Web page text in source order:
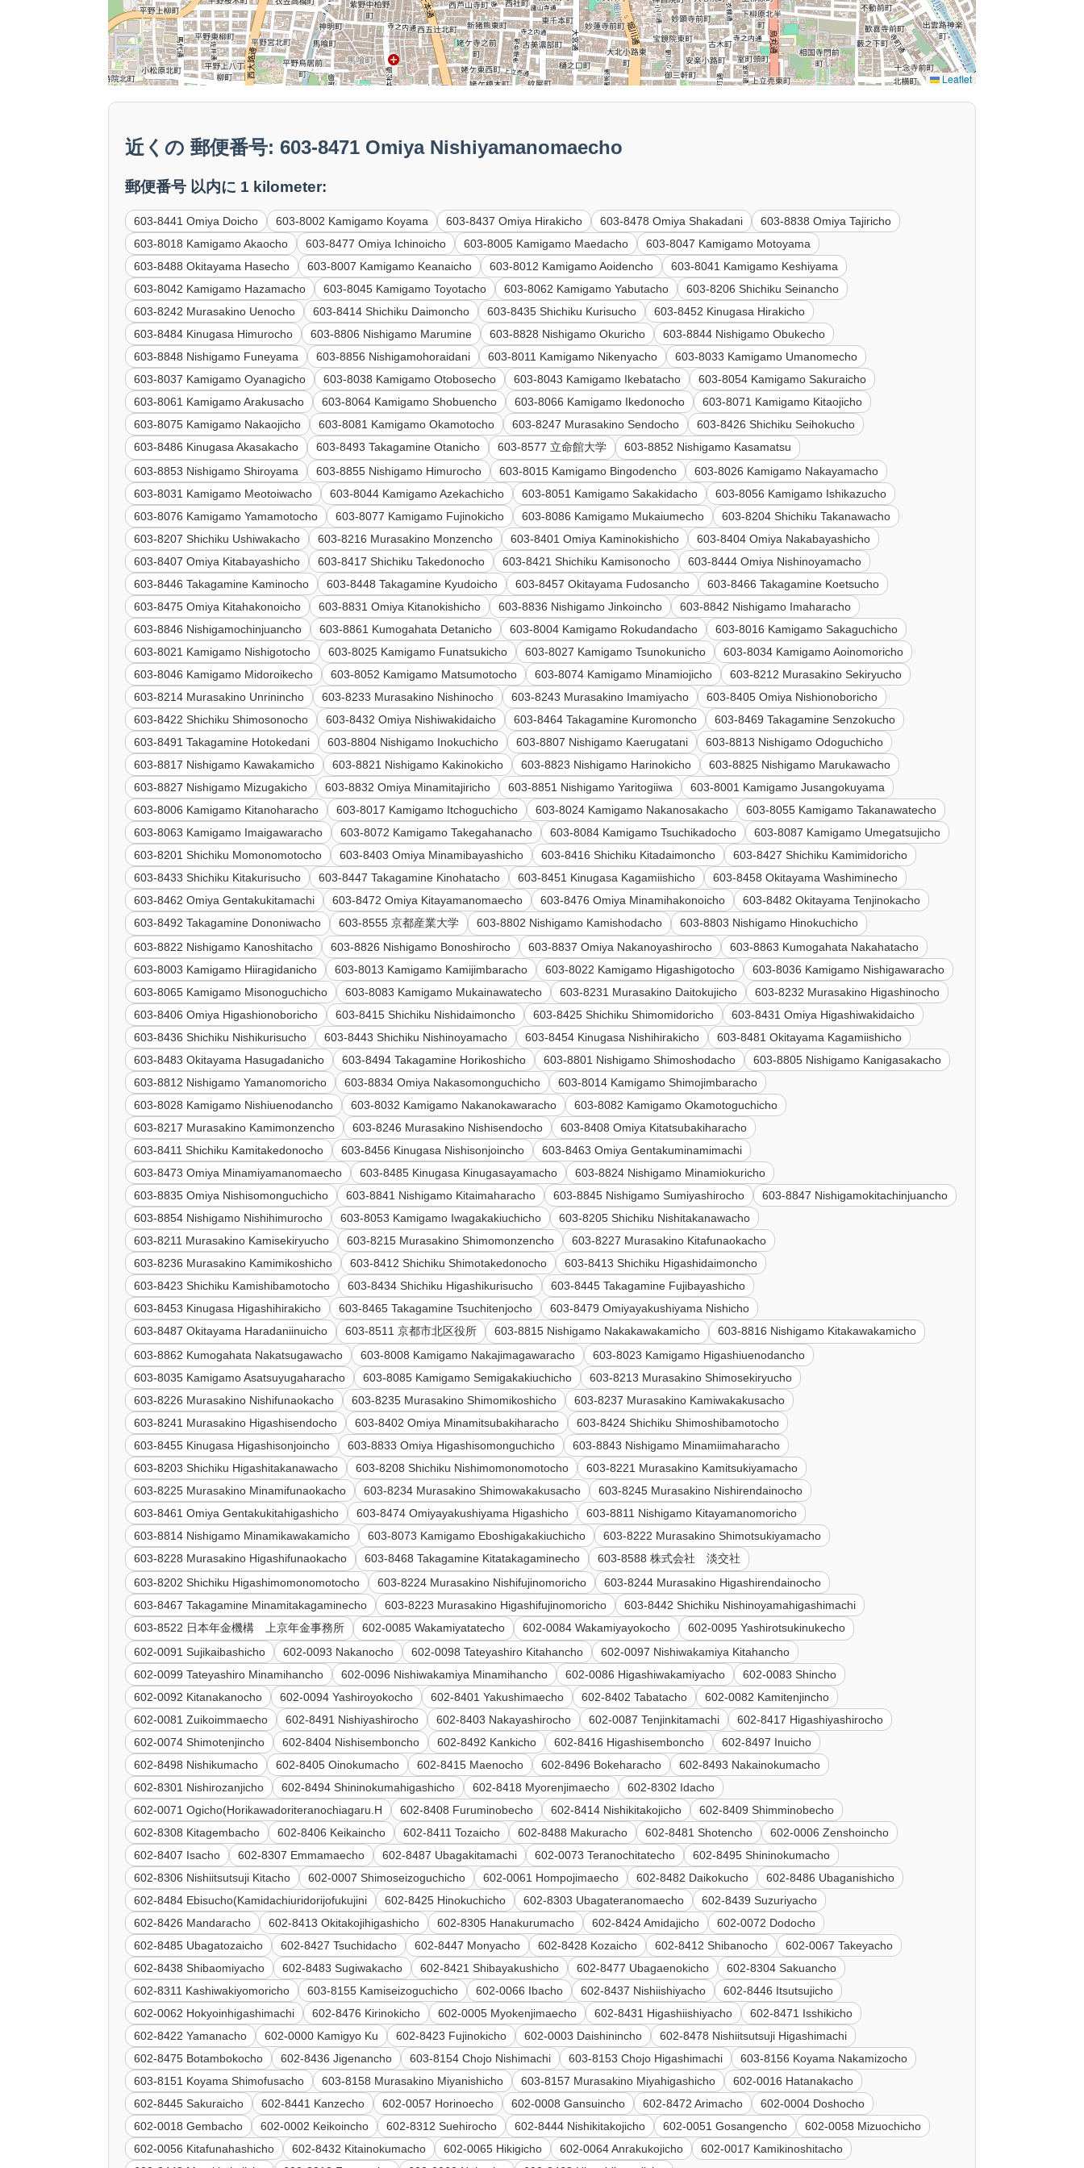
Leaflet
近くの 郵便番号: 603-8471 Omiya Nishiyamanomaecho
郵便番号 以内に 1 kilometer:
603-8441 Omiya Doicho 603-8002 Kamigamo Koyama 603-8437 Omiya Hirakicho 603-8478 Omiya Shakadani
603-8838 Omiya Tajiricho
603-8018 Kamigamo Akaocho
603-8477 Omiya Ichinoicho 603-8005 Kamigamo Maedacho
603-8047 Kamigamo Motoyama
603-8488 Okitayama Hasecho
603-8007 Kamigamo Keanaicho 603-8012 Kamigamo Aoidencho
603-8041 Kamigamo Keshiyama
603-8042 Kamigamo Hazamacho
603-8045 Kamigamo Toyotacho 603-8062 Kamigamo Yabutacho
603-8206 Shichiku Seinancho
603-8242 Murasakino Uenocho
603-8414 Shichiku Daimoncho 603-8435 Shichiku Kurisucho
603-8452 Kinugasa Hirakicho
603-8484 Kinugasa Himurocho
603-8806 Nishigamo Marumine 603-8828 Nishigamo Okuricho
603-8844 Nishigamo Obukecho
603-8848 Nishigamo Funeyama
603-8856 Nishigamohoraidani 603-8011 Kamigamo Nikenyacho
603-8033 Kamigamo Umanomecho
603-8037 Kamigamo Oyanagicho
603-8038 Kamigamo Otobosecho 603-8043 Kamigamo Ikebatacho
603-8054 Kamigamo Sakuraicho
603-8061 Kamigamo Arakusacho
603-8064 Kamigamo Shobuencho 603-8066 Kamigamo Ikedonocho
603-8071 Kamigamo Kitaojicho
603-8075 Kamigamo Nakaojicho
603-8081 Kamigamo Okamotocho 603-8247 Murasakino Sendocho
603-8426 Shichiku Seihokucho
603-8486 Kinugasa Akasakacho
603-8493 Takagamine Otanicho 603-8577 立命館大学
603-8852 Nishigamo Kasamatsu
603-8853 Nishigamo Shiroyama
603-8855 Nishigamo Himurocho 603-8015 Kamigamo Bingodencho
603-8026 Kamigamo Nakayamacho
603-8031 Kamigamo Meotoiwacho
603-8044 Kamigamo Azekachicho 603-8051 Kamigamo Sakakidacho
603-8056 Kamigamo Ishikazucho
603-8076 Kamigamo Yamamotocho
603-8077 Kamigamo Fujinokicho 603-8086 Kamigamo Mukaiumecho
603-8204 Shichiku Takanawacho
603-8207 Shichiku Ushiwakacho
603-8216 Murasakino Monzencho 603-8401 Omiya Kaminokishicho
603-8404 Omiya Nakabayashicho
603-8407 Omiya Kitabayashicho
603-8417 Shichiku Takedonocho 603-8421 Shichiku Kamisonocho
603-8444 Omiya Nishinoyamacho
603-8446 Takagamine Kaminocho
603-8448 Takagamine Kyudoicho 603-8457 Okitayama Fudosancho
603-8466 Takagamine Koetsucho
603-8475 Omiya Kitahakonoicho
603-8831 Omiya Kitanokishicho 603-8836 Nishigamo Jinkoincho
603-8842 Nishigamo Imaharacho
603-8846 Nishigamochinjuancho
603-8861 Kumogahata Detanicho 603-8004 Kamigamo Rokudandacho
603-8016 Kamigamo Sakaguchicho
603-8021 Kamigamo Nishigotocho
603-8025 Kamigamo Funatsukicho 603-8027 Kamigamo Tsunokunicho
603-8034 Kamigamo Aoinomoricho
603-8046 Kamigamo Midoroikecho
603-8052 Kamigamo Matsumotocho 603-8074 Kamigamo Minamiojicho
603-8212 Murasakino Sekiryucho
603-8214 Murasakino Unrinincho
603-8233 Murasakino Nishinocho 603-8243 Murasakino Imamiyacho
603-8405 Omiya Nishionoboricho
603-8422 Shichiku Shimosonocho
603-8432 Omiya Nishiwakidaicho 603-8464 Takagamine Kuromoncho
603-8469 Takagamine Senzokucho
603-8491 Takagamine Hotokedani
603-8804 Nishigamo Inokuchicho 603-8807 Nishigamo Kaerugatani
603-8813 Nishigamo Odoguchicho
603-8817 Nishigamo Kawakamicho
603-8821 Nishigamo Kakinokicho 603-8823 Nishigamo Harinokicho
603-8825 Nishigamo Marukawacho
603-8827 Nishigamo Mizugakicho
603-8832 Omiya Minamitajiricho 603-8851 Nishigamo Yaritogiiwa
603-8001 Kamigamo Jusangokuyama
603-8006 Kamigamo Kitanoharacho
603-8017 Kamigamo Itchoguchicho 603-8024 Kamigamo Nakanosakacho
603-8055 Kamigamo Takanawatecho
603-8063 Kamigamo Imaigawaracho
603-8072 Kamigamo Takegahanacho 603-8084 Kamigamo Tsuchikadocho
603-8087 Kamigamo Umegatsujicho
603-8201 Shichiku Momonomotocho
603-8403 Omiya Minamibayashicho 603-8416 Shichiku Kitadaimoncho
603-8427 Shichiku Kamimidoricho
603-8433 Shichiku Kitakurisucho
603-8447 Takagamine Kinohatacho 603-8451 Kinugasa Kagamiishicho
603-8458 Okitayama Washiminecho
603-8462 Omiya Gentakukitamachi
603-8472 Omiya Kitayamanomaecho 603-8476 Omiya Minamihakonoicho
603-8482 Okitayama Tenjinokacho
603-8492 Takagamine Dononiwacho
603-8555 京都産業大学 603-8802 Nishigamo Kamishodacho
603-8803 Nishigamo Hinokuchicho
603-8822 Nishigamo Kanoshitacho
603-8826 Nishigamo Bonoshirocho 603-8837 Omiya Nakanoyashirocho
603-8863 Kumogahata Nakahatacho
603-8003 Kamigamo Hiiragidanicho
603-8013 Kamigamo Kamijimbaracho 603-8022 Kamigamo Higashigotocho
603-8036 Kamigamo Nishigawaracho
603-8065 Kamigamo Misonoguchicho
603-8083 Kamigamo Mukainawatecho 603-8231 Murasakino Daitokujicho
603-8232 Murasakino Higashinocho
603-8406 Omiya Higashionoboricho
603-8415 Shichiku Nishidaimoncho 603-8425 Shichiku Shimomidoricho
603-8431 Omiya Higashiwakidaicho
603-8436 Shichiku Nishikurisucho
603-8443 Shichiku Nishinoyamacho 603-8454 Kinugasa Nishihirakicho
603-8481 Okitayama Kagamiishicho
603-8483 Okitayama Hasugadanicho
603-8494 Takagamine Horikoshicho 603-8801 Nishigamo Shimoshodacho
603-8805 Nishigamo Kanigasakacho
603-8812 Nishigamo Yamanomoricho
603-8834 Omiya Nakasomonguchicho
603-8014 Kamigamo Shimojimbaracho
603-8028 Kamigamo Nishiuenodancho
603-8032 Kamigamo Nakanokawaracho
603-8082 Kamigamo Okamotoguchicho
603-8217 Murasakino Kamimonzencho
603-8246 Murasakino Nishisendocho
603-8408 Omiya Kitatsubakiharacho
603-8411 Shichiku Kamitakedonocho
603-8456 Kinugasa Nishisonjoincho
603-8463 Omiya Gentakuminamimachi
603-8473 Omiya Minamiyamanomaecho
603-8485 Kinugasa Kinugasayamacho
603-8824 Nishigamo Minamiokuricho
603-8835 Omiya Nishisomonguchicho
603-8841 Nishigamo Kitaimaharacho 603-8845 Nishigamo Sumiyashirocho
603-8847 Nishigamokitachinjuancho
603-8854 Nishigamo Nishihimurocho
603-8053 Kamigamo Iwagakakiuchicho
603-8205 Shichiku Nishitakanawacho
603-8211 Murasakino Kamisekiryucho
603-8215 Murasakino Shimomonzencho
603-8227 Murasakino Kitafunaokacho
603-8236 Murasakino Kamimikoshicho
603-8412 Shichiku Shimotakedonocho
603-8413 Shichiku Higashidaimoncho
603-8423 Shichiku Kamishibamotocho
603-8434 Shichiku Higashikurisucho
603-8445 Takagamine Fujibayashicho
603-8453 Kinugasa Higashihirakicho
603-8465 Takagamine Tsuchitenjocho
603-8479 Omiyayakushiyama Nishicho
603-8487 Okitayama Haradaniinuicho
603-8511 京都市北区役所 603-8815 Nishigamo Nakakawakamicho
603-8816 Nishigamo Kitakawakamicho
603-8862 Kumogahata Nakatsugawacho
603-8008 Kamigamo Nakajimagawaracho
603-8023 Kamigamo Higashiuenodancho
603-8035 Kamigamo Asatsuyugaharacho
603-8085 Kamigamo Semigakakiuchicho
603-8213 Murasakino Shimosekiryucho
603-8226 Murasakino Nishifunaokacho
603-8235 Murasakino Shimomikoshicho
603-8237 Murasakino Kamiwakakusacho
603-8241 Murasakino Higashisendocho
603-8402 Omiya Minamitsubakiharacho
603-8424 Shichiku Shimoshibamotocho
603-8455 Kinugasa Higashisonjoincho
603-8833 Omiya Higashisomonguchicho
603-8843 Nishigamo Minamiimaharacho
603-8203 Shichiku Higashitakanawacho
603-8208 Shichiku Nishimomonomotocho
603-8221 Murasakino Kamitsukiyamacho
603-8225 Murasakino Minamifunaokacho
603-8234 Murasakino Shimowakakusacho
603-8245 Murasakino Nishirendainocho
603-8461 Omiya Gentakukitahigashicho
603-8474 Omiyayakushiyama Higashicho
603-8811 Nishigamo Kitayamanomoricho
603-8814 Nishigamo Minamikawakamicho
603-8073 Kamigamo Eboshigakakiuchicho
603-8222 Murasakino Shimotsukiyamacho
603-8228 Murasakino Higashifunaokacho
603-8468 Takagamine Kitatakagaminecho
603-8588 株式会社 淡交社
603-8202 Shichiku Higashimomonomotocho
603-8224 Murasakino Nishifujinomoricho
603-8244 Murasakino Higashirendainocho
603-8467 Takagamine Minamitakagaminecho
603-8223 Murasakino Higashifujinomoricho
603-8442 Shichiku Nishinoyamahigashimachi
603-8522 日本年金機構 上京年金事務所
602-0085 Wakamiyatatecho 602-0084 Wakamiyayokocho
602-0095 Yashirotsukinukecho
602-0091 Sujikaibashicho
602-0093 Nakanocho 602-0098 Tateyashiro Kitahancho
602-0097 Nishiwakamiya Kitahancho
602-0099 Tateyashiro Minamihancho
602-0096 Nishiwakamiya Minamihancho 602-0086 Higashiwakamiyacho
602-0083 Shincho
602-0092 Kitanakanocho
602-0094 Yashiroyokocho 602-8401 Yakushimaecho 602-8402 Tabatacho
602-0082 Kamitenjincho
602-0081 Zuikoimmaecho
602-8491 Nishiyashirocho 602-8403 Nakayashirocho 602-0087 Tenjinkitamachi
602-8417 Higashiyashirocho
602-0074 Shimotenjincho
602-8404 Nishisemboncho 602-8492 Kankicho 602-8416 Higashisemboncho
602-8497 Inuicho
602-8498 Nishikumacho
602-8405 Oinokumacho 602-8415 Maenocho 602-8496 Bokeharacho
602-8493 Nakainokumacho
602-8301 Nishirozanjicho
602-8494 Shininokumahigashicho 602-8418 Myorenjimaecho
602-8302 Idacho
602-0071 Ogicho(Horikawadoriteranochiagaru.H
602-8408 Furuminobecho 602-8414 Nishikitakojicho
602-8409 Shimminobecho
602-8308 Kitagembacho
602-8406 Keikaincho 602-8411 Tozaicho 602-8488 Makuracho 602-8481 Shotencho
602-0006 Zenshoincho
602-8407 Isacho
602-8307 Emmamaecho 602-8487 Ubagakitamachi 602-0073 Teranochitatecho
602-8495 Shininokumacho
602-8306 Nishiitsutsuji Kitacho
602-0007 Shimoseizoguchicho 602-0061 Hompojimaecho 602-8482 Daikokucho
602-8486 Ubaganishicho
602-8484 Ebisucho(Kamidachiuridorijofukujini
602-8425 Hinokuchicho 602-8303 Ubagateranomaecho
602-8439 Suzuriyacho
602-8426 Mandaracho
602-8413 Okitakojihigashicho 602-8305 Hanakurumacho 602-8424 Amidajicho
602-0072 Dodocho
602-8485 Ubagatozaicho
602-8427 Tsuchidacho 602-8447 Monyacho 602-8428 Kozaicho 602-8412 Shibanocho
602-0067 Takeyacho
602-8438 Shibaomiyacho
602-8483 Sugiwakacho 602-8421 Shibayakushicho 602-8477 Ubagaenokicho
602-8304 Sakuancho
602-8311 Kashiwakiyomoricho
603-8155 Kamiseizoguchicho 602-0066 Ibacho 602-8437 Nishiishiyacho
602-8446 Itsutsujicho
602-0062 Hokyoinhigashimachi
602-8476 Kirinokicho 602-0005 Myokenjimaecho 602-8431 Higashiishiyacho
602-8471 Isshikicho
602-8422 Yamanacho
602-0000 Kamigyo Ku 602-8423 Fujinokicho 602-0003 Daishinincho
602-8478 Nishiitsutsuji Higashimachi
602-8475 Botambokocho
602-8436 Jigenancho 603-8154 Chojo Nishimachi 603-8153 Chojo Higashimachi
603-8156 Koyama Nakamizocho
603-8151 Koyama Shimofusacho
603-8158 Murasakino Miyanishicho 603-8157 Murasakino Miyahigashicho
602-0016 Hatanakacho
602-8445 Sakuraicho
602-8441 Kanzecho 602-0057 Horinoecho 602-0008 Gansuincho 602-8472 Arimacho
602-0004 Doshocho
602-0018 Gembacho
602-0002 Keikoincho 602-8312 Suehirocho 602-8444 Nishikitakojicho 602-0051 Gosangencho
602-0058 Mizuochicho
602-0056 Kitafunahashicho
602-8432 Kitainokumacho 602-0065 Hikigicho 602-0064 Anrakukojicho
602-0017 Kamikinoshitacho